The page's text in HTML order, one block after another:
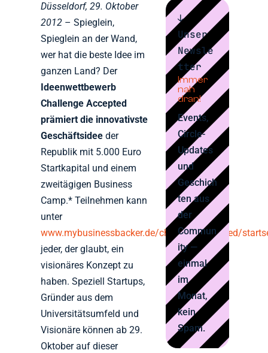
Düsseldorf, 29. Oktober
2012 – Spieglein,
Spieglein an der Wand,
wer hat die beste Idee im
ganzen Land? Der
Ideenwettbewerb
Challenge Accepted
prämiert die innovativste
Geschäftsidee der
Republik mit 5.000 Euro
Startkapital und einem
zweitägigen Business
Camp.* Teilnehmen kann
unter
www.mybusinessbacker.de/challengeaccepted/
jeder, der glaubt, ein
visionäres Konzept zu
haben. Speziell Startups,
Gründer aus dem
Universitätsumfeld und
Visionäre können ab 29.
Oktober auf dieser
↓
Unser
Newsle
tter
Immer
nah
dran!
Events,
Circle-
Updates
und
Geschich
ten aus
der
Commun
ity —
einmal
im
Monat,
kein
Spam.